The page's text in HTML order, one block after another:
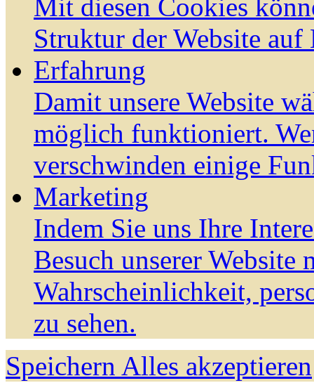
Mit diesen Cookies
Struktur der Website auf
Erfahrung
Damit unsere Website
möglich funktioniert.
verschwinden einige
Marketing
Indem Sie uns Ihre
Besuch unserer Website
Wahrscheinlichkeit,
zu sehen.
Speichern Alles akzeptieren